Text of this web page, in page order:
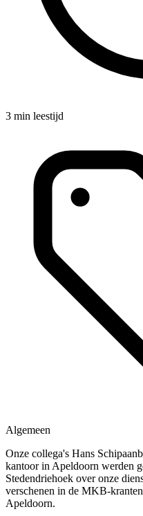
3 min leestijd
Algemeen
Onze collega's Hans
kantoor in Apeldoorn werden
Stedendriehoek over onze
verschenen in de MKB-
Apeldoorn.